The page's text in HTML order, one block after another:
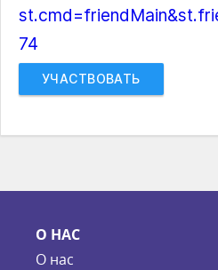
74
УЧАСТВОВАТЬ
О НАС
О нас